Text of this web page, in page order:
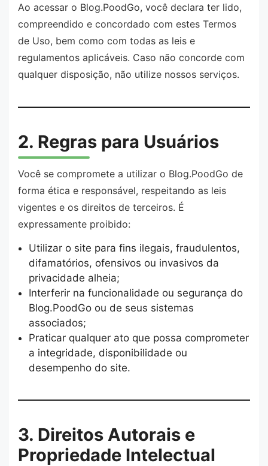
Ao acessar o Blog.PoodGo, você declara ter lido,
compreendido e concordado com estes Termos
de Uso, bem como com todas as leis e
regulamentos aplicáveis. Caso não concorde com
qualquer disposição, não utilize nossos serviços.
2. Regras para Usuários
Você se compromete a utilizar o Blog.PoodGo de
forma ética e responsável, respeitando as leis
vigentes e os direitos de terceiros. É
expressamente proibido:
Utilizar o site para fins ilegais, fraudulentos,
difamatórios, ofensivos ou invasivos da
privacidade alheia;
Interferir na funcionalidade ou segurança do
Blog.PoodGo ou de seus sistemas
associados;
Praticar qualquer ato que possa comprometer
a integridade, disponibilidade ou
desempenho do site.
3. Direitos Autorais e
Propriedade Intelectual